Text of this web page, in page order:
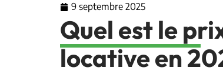
9 septembre 2025
Quel est le
locative en